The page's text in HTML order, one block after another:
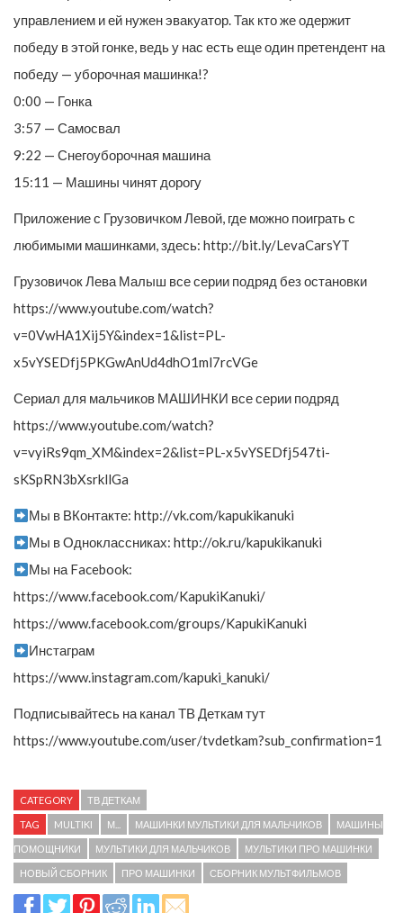
управлением и ей нужен эвакуатор. Так кто же одержит
победу в этой гонке, ведь у нас есть еще один претендент на
победу — уборочная машинка!?
0:00 — Гонка
3:57 — Самосвал
9:22 — Снегоуборочная машина
15:11 — Машины чинят дорогу
Приложение с Грузовичком Левой, где можно поиграть с
любимыми машинками, здесь: http://bit.ly/LevaCarsYT
Грузовичок Лева Малыш все серии подряд без остановки
https://www.youtube.com/watch?
v=0VwHA1Xij5Y&index=1&list=PL-
x5vYSEDfj5PKGwAnUd4dhO1ml7rcVGe
Сериал для мальчиков МАШИНКИ все серии подряд
https://www.youtube.com/watch?
v=vyiRs9qm_XM&index=2&list=PL-x5vYSEDfj547ti-
sKSpRN3bXsrkllGa
Мы в ВКонтакте: http://vk.com/kapukikanuki
Мы в Одноклассниках: http://ok.ru/kapukikanuki
Мы на Facebook:
https://www.facebook.com/KapukiKanuki/
https://www.facebook.com/groups/KapukiKanuki
Инстаграм
https://www.instagram.com/kapuki_kanuki/
Подписывайтесь на канал ТВ Деткам тут
https://www.youtube.com/user/tvdetkam?sub_confirmation=1
CATEGORY ТВ ДЕТКАМ
TAG MULTIKI М... МАШИНКИ МУЛЬТИКИ ДЛЯ МАЛЬЧИКОВ МАШИНЫ
ПОМОЩНИКИ МУЛЬТИКИ ДЛЯ МАЛЬЧИКОВ МУЛЬТИКИ ПРО МАШИНКИ
НОВЫЙ СБОРНИК ПРО МАШИНКИ СБОРНИК МУЛЬТФИЛЬМОВ